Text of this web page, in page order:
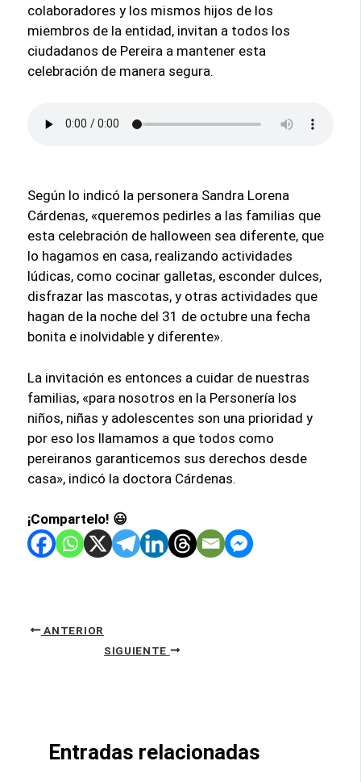
colaboradores y los mismos hijos de los
miembros de la entidad, invitan a todos los
ciudadanos de Pereira a mantener esta
celebración de manera segura.
Según lo indicó la personera Sandra Lorena
Cárdenas, «queremos pedirles a las familias que
esta celebración de halloween sea diferente, que
lo hagamos en casa, realizando actividades
lúdicas, como cocinar galletas, esconder dulces,
disfrazar las mascotas, y otras actividades que
hagan de la noche del 31 de octubre una fecha
bonita e inolvidable y diferente».
La invitación es entonces a cuidar de nuestras
familias, «para nosotros en la Personería los
niños, niñas y adolescentes son una prioridad y
por eso los llamamos a que todos como
pereiranos garanticemos sus derechos desde
casa», indicó la doctora Cárdenas.
¡Compartelo! 😃
ANTERIOR
SIGUIENTE
Entradas relacionadas